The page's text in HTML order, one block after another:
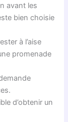
avant les
bien choisie
à l’aise
promenade
d’obtenir un